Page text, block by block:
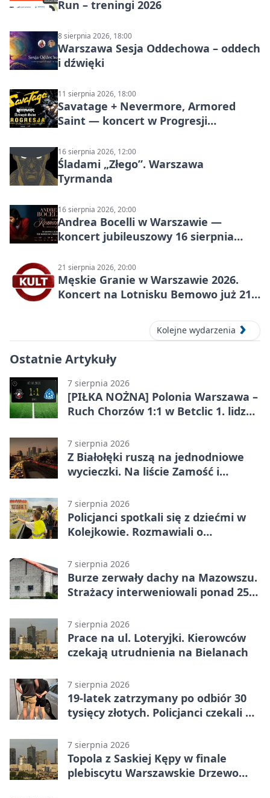
Run – treningi 2026
8 sierpnia 2026, 18:00
Warszawa Sesja Oddechowa – oddech
i dźwięki
11 sierpnia 2026, 18:00
Savatage + Nevermore, Armored
Saint — koncert w Progresji
16 sierpnia 2026, 12:00
Śladami „Złego”. Warszawa
Tyrmanda
16 sierpnia 2026, 20:00
Andrea Bocelli w Warszawie —
koncert jubileuszowy 16 sierpnia
21 sierpnia 2026, 20:00
Męskie Granie w Warszawie 2026.
Koncert na Lotnisku Bemowo już 21
Kolejne wydarzenia
Ostatnie Artykuły
7 sierpnia 2026
[PIŁKA NOŻNA] Polonia Warszawa –
Ruch Chorzów 1:1 w Betclic 1. lidze.
7 sierpnia 2026
Z Białołęki ruszą na jednodniowe
wycieczki. Na liście Zamość i
7 sierpnia 2026
Policjanci spotkali się z dziećmi w
Kolejkowie. Rozmawiali o
7 sierpnia 2026
Burze zerwały dachy na Mazowszu.
Strażacy interweniowali ponad 250
7 sierpnia 2026
Prace na ul. Loteryjki. Kierowców
czekają utrudnienia na Bielanach
7 sierpnia 2026
19-latek zatrzymany po odbiór 30
tysięcy złotych. Policjanci czekali w
7 sierpnia 2026
Topola z Saskiej Kępy w finale
plebiscytu Warszawskie Drzewo